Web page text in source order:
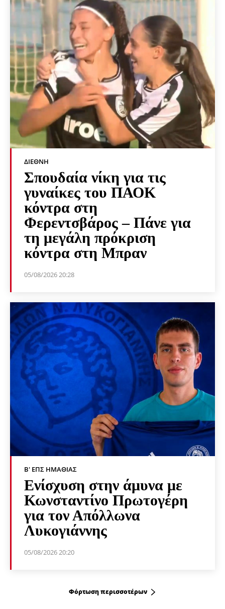
ΔΙΕΘΝΉ
Σπουδαία νίκη για τις
γυναίκες του ΠΑΟΚ
κόντρα στη
Φερεντσβάρος – Πάνε για
τη μεγάλη πρόκριση
κόντρα στη Μπραν
05/08/2026 20:28
Β' ΕΠΣ ΗΜΑΘΊΑΣ
Ενίσχυση στην άμυνα με
Κωνσταντίνο Πρωτογέρη
για τον Απόλλωνα
Λυκογιάννης
05/08/2026 20:20
Φόρτωση περισσοτέρων